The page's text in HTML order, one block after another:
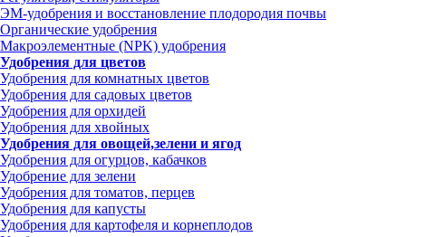
ЭМ-удобрения и восстановление плодородия почвы
Органические удобрения
Макроэлементные (NPK) удобрения
Удобрения для цветов
Удобрения для комнатных цветов
Удобрения для садовых цветов
Удобрения для орхидей
Удобрения для хвойных
Удобрения для овощей,зелени и ягод
Удобрения для огурцов, кабачков
Удобрение для зелени
Удобрения для томатов, перцев
Удобрения для капусты
Удобрения для картофеля и корнеплодов